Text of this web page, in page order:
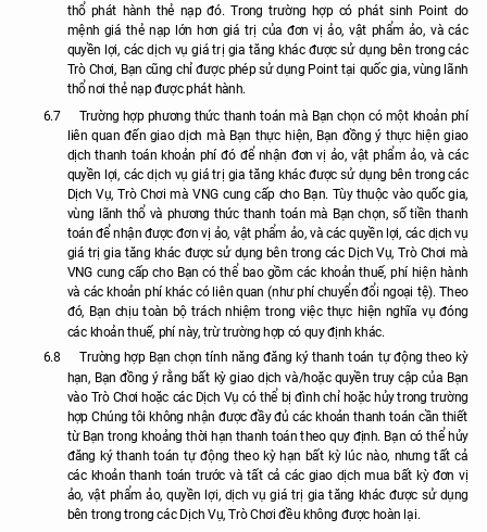
thổ phát hành thẻ nạp đó. Trong trường hợp có phát sinh Point do
mệnh giá thẻ nạp lớn hơn giá trị của đơn vị ảo, vật phẩm ảo, và các
quyền lợi, các dịch vụ giá trị gia tăng khác được sử dụng bên trong các
Trò Chơi, Bạn cũng chỉ được phép sử dụng Point tại quốc gia, vùng lãnh
thổ nơi thẻ nạp được phát hành.
6.7
Trường hợp phương thức thanh toán mà Bạn chọn có một khoản phí
liên quan đến giao dịch mà Bạn thực hiện, Bạn đồng ý thực hiện giao
dịch thanh toán khoản phí đó để nhận đơn vị ảo, vật phẩm ảo, và các
quyền lợi, các dịch vụ giá trị gia tăng khác được sử dụng bên trong các
Dịch Vụ, Trò Chơi mà VNG cung cấp cho Bạn. Tùy thuộc vào quốc gia,
vùng lãnh thổ và phương thức thanh toán mà Bạn chọn, số tiền thanh
toán để nhận được đơn vị ảo, vật phẩm ảo, và các quyền lợi, các dịch vụ
giá trị gia tăng khác được sử dụng bên trong các Dịch Vụ, Trò Chơi mà
VNG cung cấp cho Bạn có thể bao gồm các khoản thuế, phí hiện hành
và các khoản phí khác có liên quan (như phí chuyển đổi ngoại tệ). Theo
đó, Bạn chịu toàn bộ trách nhiệm trong việc thực hiện nghĩa vụ đóng
các khoản thuế, phí này, trừ trường hợp có quy định khác.
6.8
Trường hợp Bạn chọn tính năng đăng ký thanh toán tự động theo kỳ
hạn, Bạn đồng ý rằng bất kỳ giao dịch và/hoặc quyền truy cập của Bạn
vào Trò Chơi hoặc các Dịch Vụ có thể bị đình chỉ hoặc hủy trong trường
hợp Chúng tôi không nhận được đầy đủ các khoản thanh toán cần thiết
từ Bạn trong khoảng thời hạn thanh toán theo quy định. Bạn có thể hủy
đăng ký thanh toán tự động theo kỳ hạn bất kỳ lúc nào, nhưng tất cả
các khoản thanh toán trước và tất cả các giao dịch mua bất kỳ đơn vị
ảo, vật phẩm ảo, quyền lợi, dịch vụ giá trị gia tăng khác được sử dụng
bên trong trong các Dịch Vụ, Trò Chơi đều không được hoàn lại.